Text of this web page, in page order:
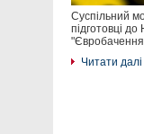
Суспільний
підготовці
Читати далі